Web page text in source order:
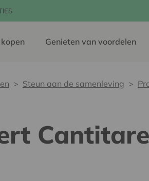
Genieten van voordelen
Steun aan de samenleving
Cantitare